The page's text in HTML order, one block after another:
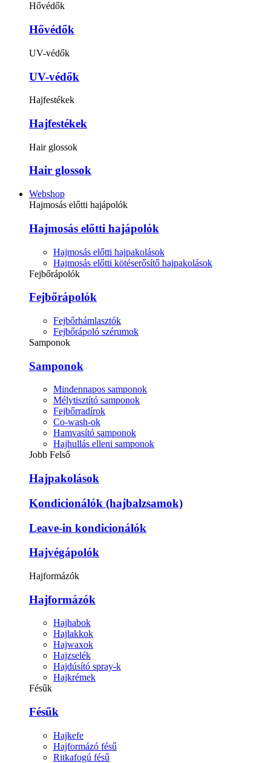
Hővédők
Hővédők
UV-védők
UV-védők
Hajfestékek
Hajfestékek
Hair glossok
Hair glossok
Webshop
Hajmosás előtti hajápolók
Hajmosás előtti hajápolók
Hajmosás előtti hajpakolások
Hajmosás előtti kötéserősítő hajpakolások
Fejbőrápolók
Fejbőrápolók
Fejbőrhámlasztók
Fejbőrápoló szérumok
Samponok
Samponok
Mindennapos samponok
Mélytisztító samponok
Fejbőrradírok
Co-wash-ok
Hamvasító samponok
Hajhullás elleni samponok
Jobb Felső
Hajpakolások
Kondicionálók (hajbalzsamok)
Leave-in kondicionálók
Hajvégápolók
Hajformázók
Hajformázók
Hajhabok
Hajlakkok
Hajwaxok
Hajzselék
Hajdúsító spray-k
Hajkrémek
Fésűk
Fésűk
Hajkefe
Hajformázó fésű
Ritkafogú fésű